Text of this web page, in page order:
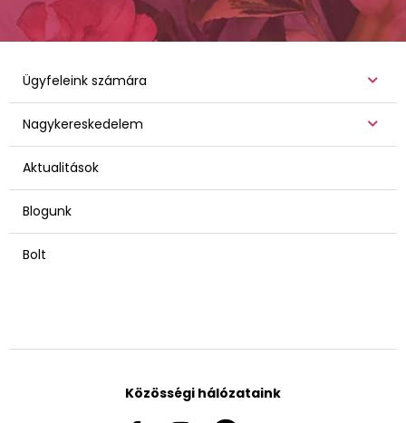
Ügyfeleink számára
Nagykereskedelem
Aktualitások
Blogunk
Bolt
Közösségi hálózataink